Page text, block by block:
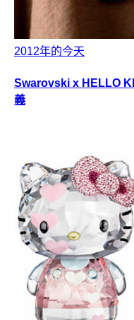
2012年的今天
Swarovski x HELLO
義